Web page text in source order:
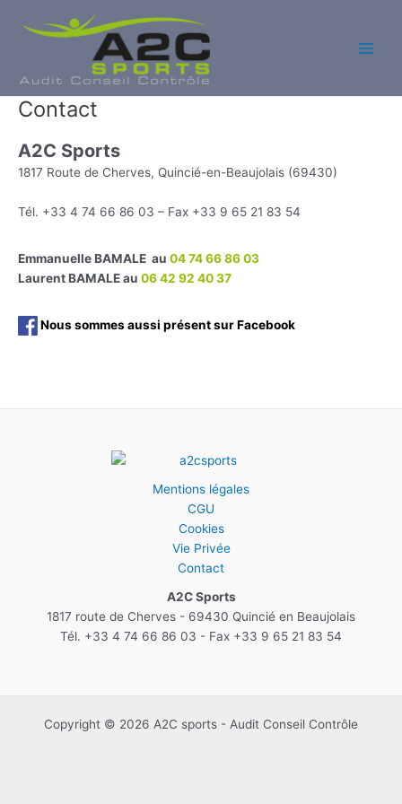
Contact
A2C Sports
1817 Route de Cherves, Quincié-en-Beaujolais (69430)
Tél. +33 4 74 66 86 03 – Fax +33 9 65 21 83 54
Emmanuelle BAMALE au 04 74 66 86 03
Laurent BAMALE au 06 42 92 40 37
Nous sommes aussi présent sur Facebook
Mentions légales
CGU
Cookies
Vie Privée
Contact
A2C Sports
1817 route de Cherves - 69430 Quincié en Beaujolais
Tél. +33 4 74 66 86 03 - Fax +33 9 65 21 83 54
Copyright © 2026 A2C sports - Audit Conseil Contrôle